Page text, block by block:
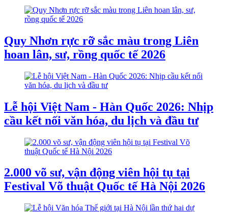
Quy Nhơn rực rỡ sắc màu trong Liên
hoan lân, sư, rồng quốc tế 2026
Lễ hội Việt Nam - Hàn Quốc 2026: Nhịp
cầu kết nối văn hóa, du lịch và đầu tư
2.000 võ sư, vận động viên hội tụ tại
Festival Võ thuật Quốc tế Hà Nội 2026